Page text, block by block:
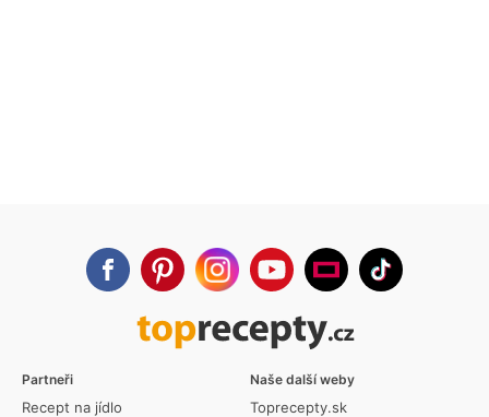
Partneři
Recept na jídlo
Naše další weby
Toprecepty.sk